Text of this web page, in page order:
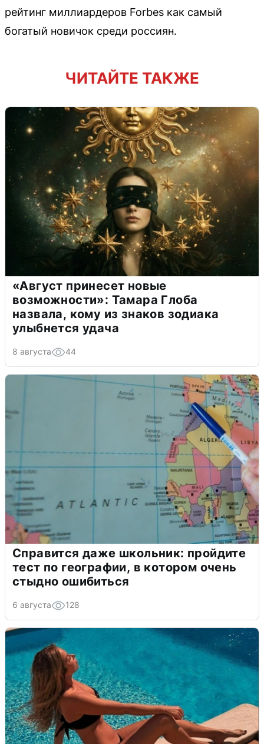
рейтинг миллиардеров Forbes как самый
богатый новичок среди россиян.
ЧИТАЙТЕ ТАКЖЕ
«Август принесет новые
возможности»: Тамара Глоба
назвала, кому из знаков зодиака
улыбнется удача
8 августа 44
Справится даже школьник: пройдите
тест по географии, в котором очень
стыдно ошибиться
6 августа 128